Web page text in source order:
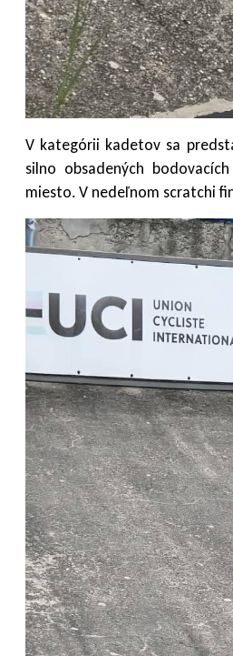
V kategórii kadetov sa
silno obsadených
miesto. V nedeľnom scratchi